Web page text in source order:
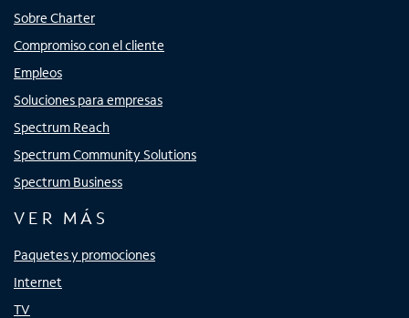
Sobre Charter
Compromiso con el cliente
Empleos
Soluciones para empresas
Spectrum Reach
Spectrum Community Solutions
Spectrum Business
VER MÁS
Paquetes y promociones
Internet
TV